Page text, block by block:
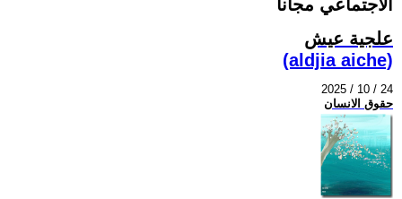
الاجتماعي مجانا
علجية عيش
(aldjia aiche)
2025 / 10 / 24
حقوق الانسان